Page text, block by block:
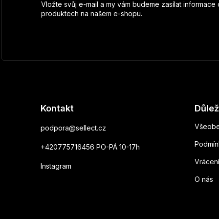
Vložte svůj e-mail a my vám budeme zasílat informace
produktech na našem e-shopu.
Kontakt
podpora@sellect.cz
+420775716456 PO-PÁ 10-17h
Instagram
O nás